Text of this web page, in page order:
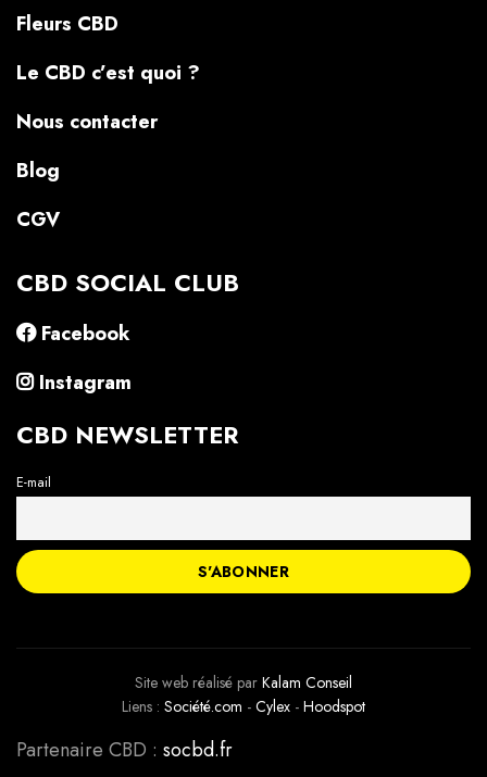
Fleurs CBD
Le CBD c’est quoi ?
Nous contacter
Blog
CGV
CBD SOCIAL CLUB
Facebook
Instagram
CBD NEWSLETTER
E-mail
Site web réalisé par Kalam Conseil
Liens : Société.com - Cylex - Hoodspot
Partenaire CBD : socbd.fr